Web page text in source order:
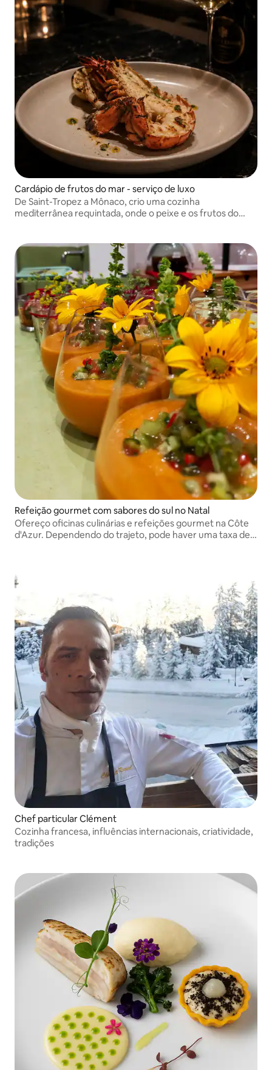
Cardápio de frutos do mar - serviço de luxo
De Saint-Tropez a Mônaco, crio uma cozinha
mediterrânea requintada, onde o peixe e os frutos do
Refeição gourmet com sabores do sul no Natal
Ofereço oficinas culinárias e refeições gourmet na Côte
d'Azur. Dependendo do trajeto, pode haver uma taxa de
Chef particular Clément
Cozinha francesa, influências internacionais, criatividade,
tradições